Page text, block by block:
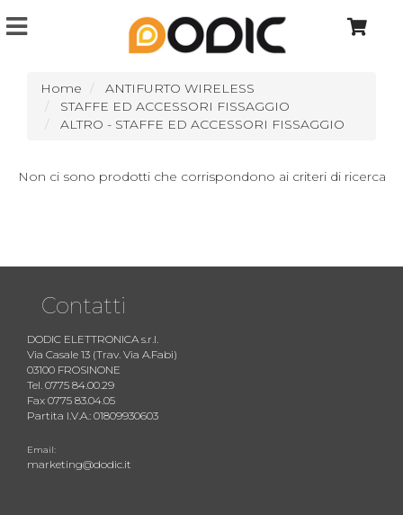
Home
ANTIFURTO WIRELESS
STAFFE ED ACCESSORI FISSAGGIO
ALTRO - STAFFE ED ACCESSORI FISSAGGIO
Non ci sono prodotti che corrispondono ai criteri di ricerca
Contatti
DODIC ELETTRONICA s.r.l.
Via Casale 13 (Trav. Via A.Fabi)
03100 FROSINONE
Tel. 0775 84.00.29
Fax 0775 83.04.05
Partita I.V.A.: 01809930603
Email:
marketing@dodic.it